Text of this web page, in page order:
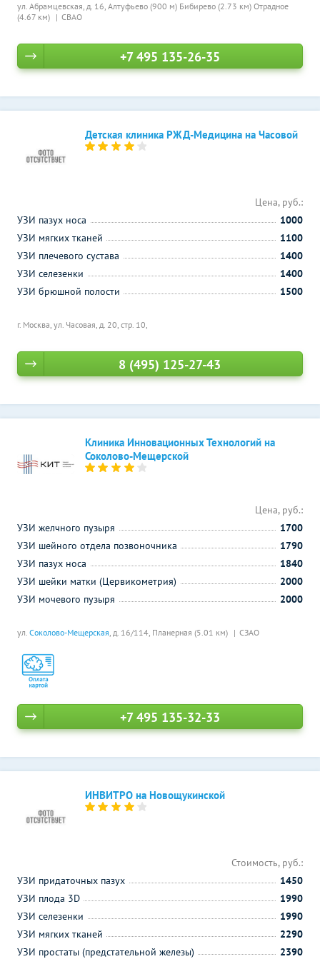
ул. Абрамцевская, д. 16, Алтуфьево (900 м) Бибирево (2.73 км) Отрадное
(4.67 км)
СВАО
+7 495 135-26-35
Детская клиника РЖД-Медицина на Часовой
г. Москва, ул. Часовая, д. 20, стр. 10,
Цена, руб.:
УЗИ пазух носа
1000
УЗИ мягких тканей
1100
УЗИ плечевого сустава
1400
УЗИ селезенки
1400
УЗИ брюшной полости
1500
8 (495) 125-27-43
Клиника Инновационных Технологий на
Соколово-Мещерской
ул. Соколово-Мещерская, д. 16/114, Планерная (5.01 км) СЗАО
Цена, руб.:
УЗИ желчного пузыря
1700
УЗИ шейного отдела позвоночника
1790
УЗИ пазух носа
1840
УЗИ шейки матки (Цервикометрия)
2000
УЗИ мочевого пузыря
2000
+7 495 135-32-33
ИНВИТРО на Новощукинской
Стоимость, руб.:
УЗИ придаточных пазух
1450
УЗИ плода 3D
1990
УЗИ селезенки
1990
УЗИ мягких тканей
2290
УЗИ простаты (предстательной железы)
2390